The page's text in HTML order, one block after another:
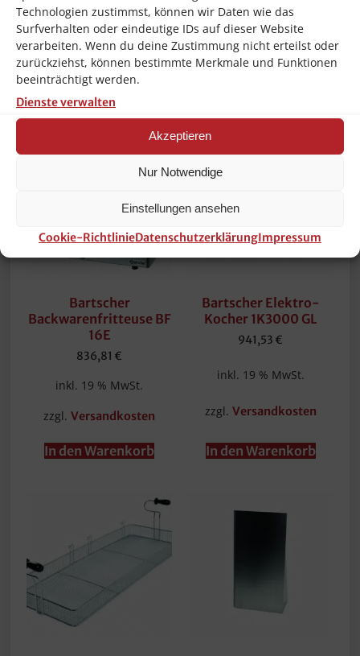
Technologien zustimmst, können wir Daten wie das
Surfverhalten oder eindeutige IDs auf dieser Website
verarbeiten. Wenn du deine Zustimmung nicht erteilst oder
zurückziehst, können bestimmte Merkmale und Funktionen
beeinträchtigt werden.
Dienste verwalten
Akzeptieren
Nur Notwendige
Einstellungen ansehen
Cookie-RichtlinieDatenschutzerklärungImpressum
Länge/Tiefe:206.0 mm
Volume:0.002 m3
Ähnliche Produkte
Bartscher
Backwarenfritteuse BF
16E
836,81 €
inkl. 19 % MwSt.
zzgl.Versandkosten
In den Warenkorb
Bartscher Elektro-
Kocher 1K3000 GL
941,53 €
inkl. 19 % MwSt.
zzgl. Versandkosten
In den Warenkorb